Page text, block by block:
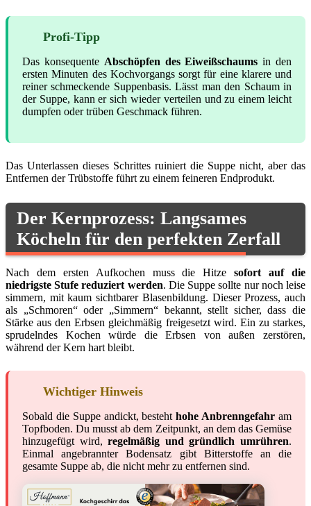
Profi-Tipp
Das konsequente Abschöpfen des Eiweißschaums in den
ersten Minuten des Kochvorgangs sorgt für eine klarere und
reiner schmeckende Suppenbasis. Lässt man den Schaum in
der Suppe, kann er sich wieder verteilen und zu einem leicht
dumpfen oder trüben Geschmack führen.
Das Unterlassen dieses Schrittes ruiniert die Suppe nicht, aber das
Entfernen der Trübstoffe führt zu einem feineren Endprodukt.
Der Kernprozess: Langsames
Köcheln für den perfekten Zerfall
Nach dem ersten Aufkochen muss die Hitzesofort auf die
niedrigste Stufe reduziert werden. Die Suppe sollte nur noch leise
simmern, mit kaum sichtbarer Blasenbildung. Dieser Prozess, auch
als „Schmoren“ oder „Simmern“ bekannt, stellt sicher, dass die
Stärke aus den Erbsen gleichmäßig freigesetzt wird. Ein zu starkes,
sprudelndes Kochen würde die Erbsen von außen zerstören,
während der Kern hart bleibt.
Wichtiger Hinweis
Sobald die Suppe andickt, bestehthohe Anbrenngefahr am
Topfboden. Du musst ab dem Zeitpunkt, an dem das Gemüse
hinzugefügt wird,regelmäßig und gründlich umrühren.
Einmal angebrannter Bodensatz gibt Bitterstoffe an die
gesamte Suppe ab, die nicht mehr zu entfernen sind.